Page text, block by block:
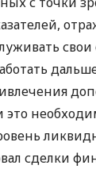
свои
сделки